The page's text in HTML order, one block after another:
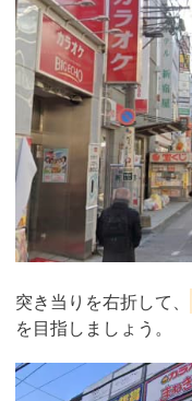
突き当りを右折して、
を目指しましょう。